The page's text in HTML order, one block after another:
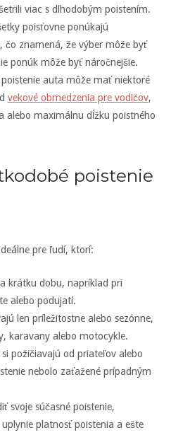
viac s dlhodobým poistením.
poisťovne ponúkajú
čo znamená, že výber môže byť
ponúk môže byť náročnejšie.
auta môže mať niektoré
vekové obmedzenia pre vodičov,
alebo maximálnu dĺžku poistného
poistenie
pre ľudí, ktorí:
krátku dobu, napríklad pri
alebo podujatí.
len príležitostne alebo sezónne,
karavany alebo motocykle.
požičiavajú od priateľov alebo
nebolo zaťažené prípadným
svoje súčasné poistenie,
platnosť poistenia a ešte